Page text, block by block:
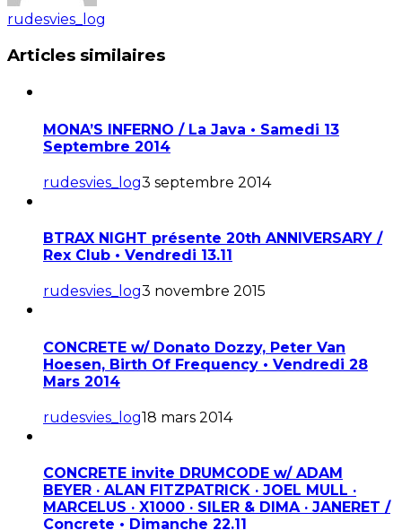
rudesvies_log
Articles similaires
MONA’S INFERNO / La Java • Samedi 13
Septembre 2014
rudesvies_log3 septembre 2014
BTRAX NIGHT présente 20th ANNIVERSARY /
Rex Club • Vendredi 13.11
rudesvies_log3 novembre 2015
CONCRETE w/ Donato Dozzy, Peter Van
Hoesen, Birth Of Frequency • Vendredi 28
Mars 2014
rudesvies_log18 mars 2014
CONCRETE invite DRUMCODE w/ ADAM
BEYER · ALAN FITZPATRICK · JOEL MULL ·
MARCELUS · X1000 · SILER & DIMA · JANERET /
Concrete • Dimanche 22.11